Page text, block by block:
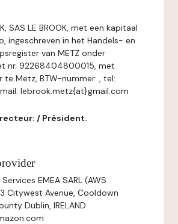
SAS LE BROOK, met een kapitaal
ingeschreven in het Handels- en
van METZ onder
nr. 92268404800015, met
Metz, BTW-nummer: , tel:
lebrook.metz{at}gmail.com
/ Président.
EMEA SARL (AWS
Citywest Avenue, Cooldown
Dublin, IRELAND